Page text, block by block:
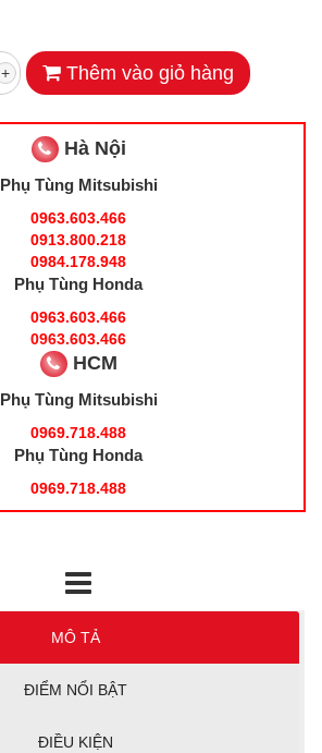
+ Thêm vào giỏ hàng
Hà Nội
Phụ Tùng Mitsubishi
0963.603.466
0913.800.218
0984.178.948
Phụ Tùng Honda
0963.603.466
0963.603.466
HCM
Phụ Tùng Mitsubishi
0969.718.488
Phụ Tùng Honda
0969.718.488
MÔ TẢ
ĐIỂM NỔI BẬT
ĐIỀU KIỆN